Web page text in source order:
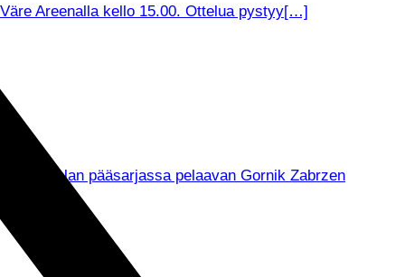
Areenalla kello 15.00. Ottelua pystyy[…]
Puolan pääsarjassa pelaavan Gornik Zabrzen